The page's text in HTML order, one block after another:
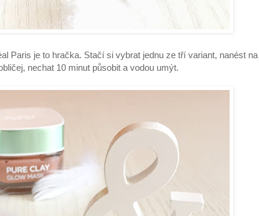
Paris je to hračka. Stačí si vybrat jednu ze tří variant, nanést na
nechat 10 minut působit a vodou umýt.